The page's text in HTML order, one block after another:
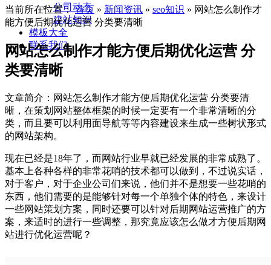
公司动态
建站知识
模板大全
联系我们
当前所在位置：首页 » 新闻资讯 » seo知识 » 网站怎么制作才
能方便后期优化运营 分类要清晰
网站怎么制作才能方便后期优化运营 分
类要清晰
文章简介： 网站怎么制作才能方便后期优化运营 分类要清
晰，在策划网站整体框架的时候一定要有一个非常清晰的分
类，而且要可以利用面导航等等内容建设来生成一些树状形式
的网站架构。
现在已经是18年了，而网站行业早就已经发展的非常成熟了。
基本上各种各样的非常花哨的技术都可以做到，不过说实话，
对于客户，对于企业公司们来说，他们并不是想要一些花哨的
东西，他们需要的是能够针对每一个单独个体的特色，来设计
一些网站策划方案，同时还要可以针对后期网站运营推广的方
案，来适时的进行一些调整，那究竟应该怎么做才方便后期网
站进行优化运营呢？